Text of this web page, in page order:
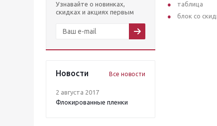
Узнавайте о новинках,
скидках и акциях первым
Новости Все новости
2 августа 2017
Флокированные пленки
таблица
блок со